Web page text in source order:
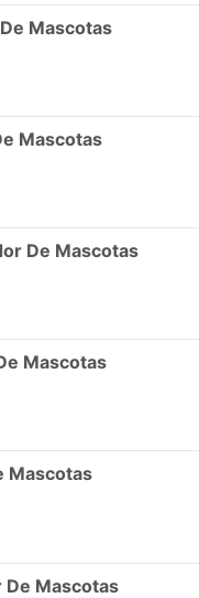
Mascotas
Mascotas
De Mascotas
Mascotas
Mascotas
De Mascotas